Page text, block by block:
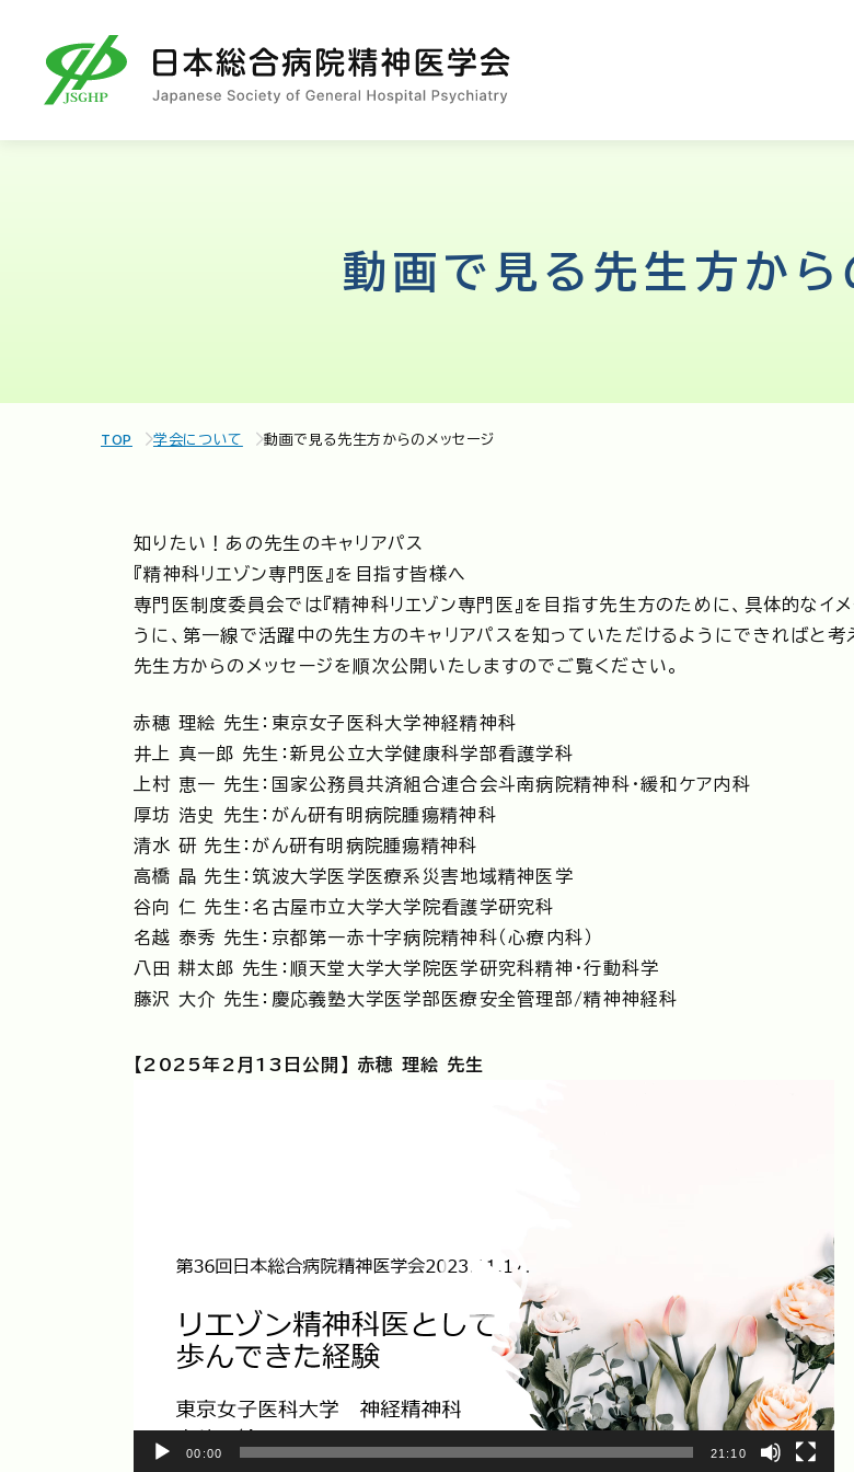
動画で見る先生方から
TOP 学会について 動画で見る先生方からのメッセージ
知りたい！あの先生のキャリアパス
『精神科リエゾン専門医』を目指す皆様へ
専門医制度委員会では『精神科リエゾン専門医』を目指す先生方のために、具体的なイ
うに、第一線で活躍中の先生方のキャリアパスを知っていただけるようにできればと考
先生方からのメッセージを順次公開いたしますのでご覧ください。
赤穂 理絵 先生：東京女子医科大学神経精神科
井上 真一郎 先生：新見公立大学健康科学部看護学科
上村 恵一 先生：国家公務員共済組合連合会斗南病院精神科・緩和ケア内科
厚坊 浩史 先生：がん研有明病院腫瘍精神科
清水 研 先生：がん研有明病院腫瘍精神科
高橋 晶 先生：筑波大学医学医療系災害地域精神医学
谷向 仁 先生：名古屋市立大学大学院看護学研究科
名越 泰秀 先生：京都第一赤十字病院精神科（心療内科）
八田 耕太郎 先生：順天堂大学大学院医学研究科精神・行動科学
藤沢 大介 先生：慶応義塾大学医学部医療安全管理部/精神神経科
【2025年2月13日公開】 赤穂 理絵 先生
00:00 21:10